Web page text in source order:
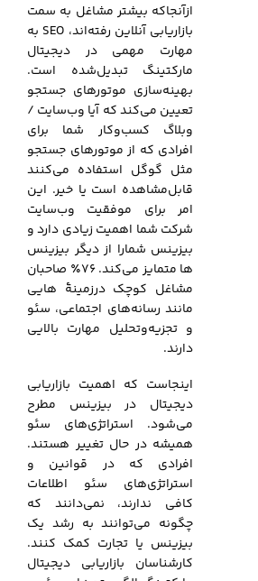
ازآنجاکه بیشتر مشاغل به سمت
بازاریابی آنلاین رفته‌اند، SEO به
مهارت مهمی در دیجیتال
مارکتینگ تبدیل‌شده است.
بهینه‌سازی موتورهای جستجو
تعیین می‌کند که آیا وب‌سایت /
وبلاگ کسب‌وکار شما برای
افرادی که از موتورهای جستجو
مثل گوگل استفاده می‌کنند
قابل‌مشاهده است یا خیر. این
امر برای موفقیت وب‌سایت
شرکت شما اهمیت زیادی دارد و
بیزینس شمارا از دیگر بیزینس
ها متمایز می‌کند. 76٪ صاحبان
مشاغل کوچک درزمینهٔ هایی
مانند رسانه‌های اجتماعی، سئو
و تجزیه‌وتحلیل مهارت بالایی
دارند.
اینجاست که اهمیت بازاریابی
دیجیتال در بیزینس مطرح
می‌شود. استراتژی‌های سئو
همیشه در حال تغییر هستند.
افرادی که در قوانین و
استراتژی‌های سئو اطلاعات
کافی ندارند، نمی‌دانند که
چگونه می‌توانند به رشد یک
بیزینس یا تجارت کمک کنند.
کارشناسان بازاریابی دیجیتال